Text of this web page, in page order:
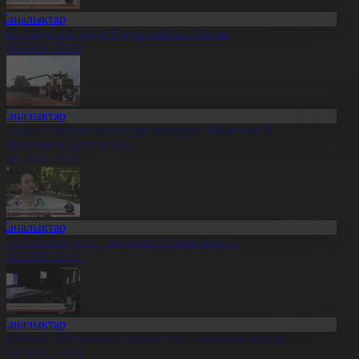
тұзды көлдерде 6 адам қайтыс болған
20:13
солтүстіктегі тұрғындарды облыстың 90
құттықтады
20:11
Конституция – жарқын болашақ кепілі
20:11
Үгіт-насихат жұмыстары жалғасып жатыр
20:01